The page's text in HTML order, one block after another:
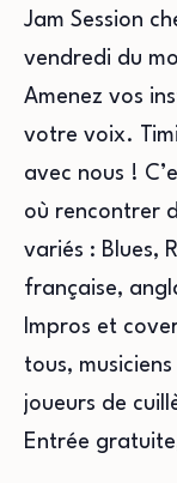
Jam Session
vendredi du
Amenez vos
votre voix.
avec nous !
où rencontrer
variés : Blues,
française,
Impros et
tous,
joueurs de
Entrée